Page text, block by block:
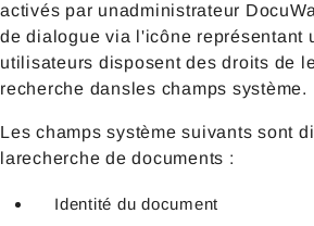
activés par unadministrateur
de dialogue via l'icône représentant
utilisateurs disposent des droits de
recherche dansles champs système.
Les champs système suivants sont
larecherche de documents :
Identité du document